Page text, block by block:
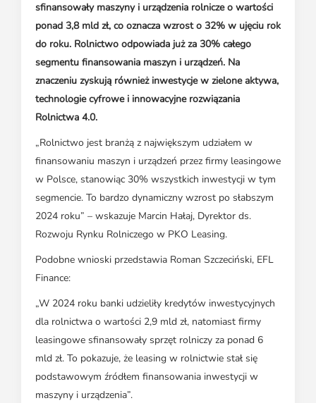
sfinansowały maszyny i urządzenia rolnicze o wartości
ponad 3,8 mld zł, co oznacza wzrost o 32% w ujęciu rok
do roku. Rolnictwo odpowiada już za 30% całego
segmentu finansowania maszyn i urządzeń. Na
znaczeniu zyskują również inwestycje w zielone aktywa,
technologie cyfrowe i innowacyjne rozwiązania
Rolnictwa 4.0.
„Rolnictwo jest branżą z największym udziałem w
finansowaniu maszyn i urządzeń przez firmy leasingowe
w Polsce, stanowiąc 30% wszystkich inwestycji w tym
segmencie. To bardzo dynamiczny wzrost po słabszym
2024 roku” – wskazuje Marcin Hałaj, Dyrektor ds.
Rozwoju Rynku Rolniczego w PKO Leasing.
Podobne wnioski przedstawia Roman Szczeciński, EFL
Finance:
„W 2024 roku banki udzieliły kredytów inwestycyjnych
dla rolnictwa o wartości 2,9 mld zł, natomiast firmy
leasingowe sfinansowały sprzęt rolniczy za ponad 6
mld zł. To pokazuje, że leasing w rolnictwie stał się
podstawowym źródłem finansowania inwestycji w
maszyny i urządzenia”.